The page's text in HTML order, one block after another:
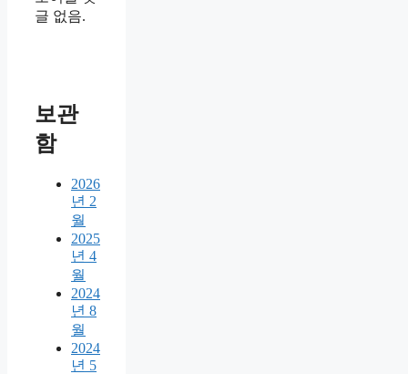
글 없음.
보관
함
2026
년 2
월
2025
년 4
월
2024
년 8
월
2024
년 5